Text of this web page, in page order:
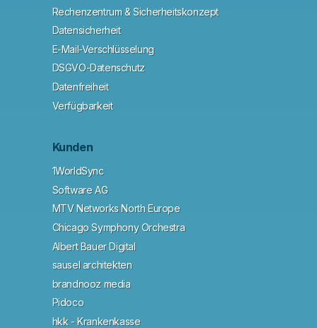
Rechenzentrum & Sicherheitskonzept
Datensicherheit
E-Mail-Verschlüsselung
DSGVO-Datenschutz
Datenfreiheit
Verfügbarkeit
Kunden
1WorldSync
Software AG
MTV Networks North Europe
Chicago Symphony Orchestra
Albert Bauer Digital
sausel architekten
brandnooz media
Pidoco
hkk - Krankenkasse